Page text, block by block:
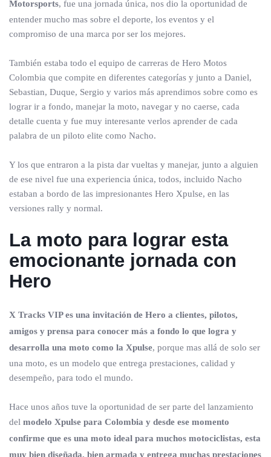
Motorsports, fue una jornada única, nos dio la oportunidad de
entender mucho mas sobre el deporte, los eventos y el
compromiso de una marca por ser los mejores.
También estaba todo el equipo de carreras de Hero Motos
Colombia que compite en diferentes categorías y junto a Daniel,
Sebastian, Duque, Sergio y varios más aprendimos sobre como es
lograr ir a fondo, manejar la moto, navegar y no caerse, cada
detalle cuenta y fue muy interesante verlos aprender de cada
palabra de un piloto elite como Nacho.
Y los que entraron a la pista dar vueltas y manejar, junto a alguien
de ese nivel fue una experiencia única, todos, incluido Nacho
estaban a bordo de las impresionantes Hero Xpulse, en las
versiones rally y normal.
La moto para lograr esta
emocionante jornada con
Hero
X Tracks VIP es una invitación de Hero a clientes, pilotos,
amigos y prensa para conocer más a fondo lo que logra y
desarrolla una moto como la Xpulse, porque mas allá de solo ser
una moto, es un modelo que entrega prestaciones, calidad y
desempeño, para todo el mundo.
Hace unos años tuve la oportunidad de ser parte del lanzamiento
del modelo Xpulse para Colombia y desde ese momento
confirme que es una moto ideal para muchos motociclistas, esta
muy bien diseñada, bien armada y entrega muchas prestaciones